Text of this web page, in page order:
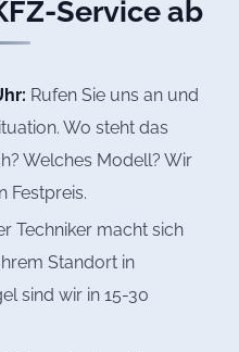
Service ab
Rufen Sie uns an und
Wo steht das
Welches Modell? Wir
Festpreis.
Techniker macht sich
Standort in
sind wir in 15-30